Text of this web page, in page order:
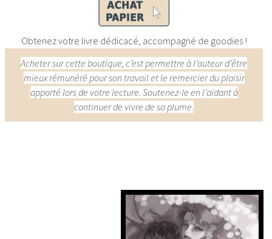
Obtenez votre livre dédicacé, accompagné de goodies !
Acheter sur cette boutique, c’est permettre à l’auteur d’être
mieux rémunéré pour son travail et le remercier du plaisir
apporté lors de votre lecture. Soutenez-le en l’aidant à
continuer de vivre de sa plume.